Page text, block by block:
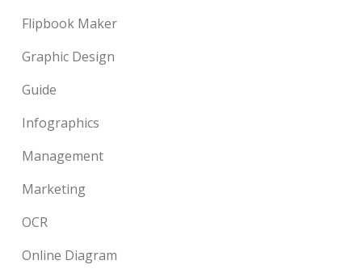
Flipbook Maker
Graphic Design
Guide
Infographics
Management
Marketing
OCR
Online Diagram